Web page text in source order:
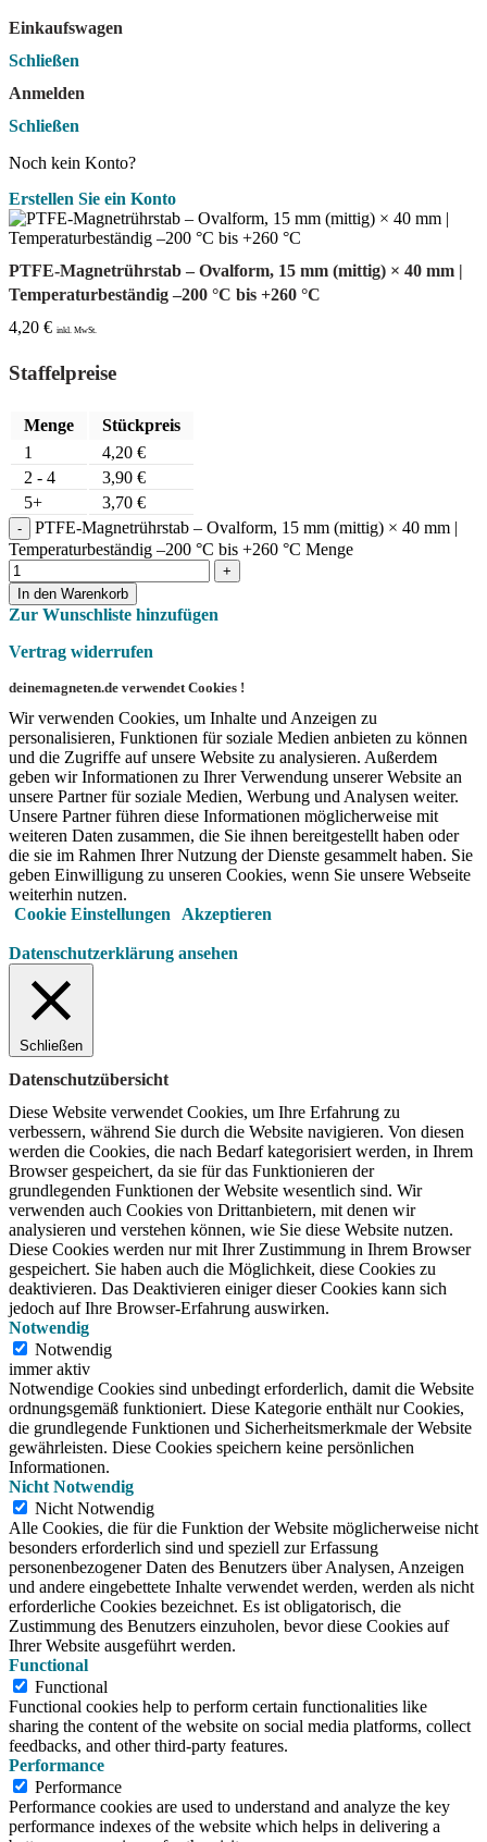
Einkaufswagen
Schließen
Anmelden
Schließen
Noch kein Konto?
Erstellen Sie ein Konto
PTFE-Magnetrührstab – Ovalform, 15 mm (mittig) × 40 mm |
Temperaturbeständig –200 °C bis +260 °C
4,20 € inkl. MwSt.
Staffelpreise
Menge
Stückpreis
1
4,20 €
2 - 4
3,90 €
5+
3,70 €
PTFE-Magnetrührstab – Ovalform, 15 mm (mittig) × 40 mm |
Temperaturbeständig –200 °C bis +260 °C Menge
In den Warenkorb
Zur Wunschliste hinzufügen
Vertrag widerrufen
deinemagneten.de verwendet Cookies !
Wir verwenden Cookies, um Inhalte und Anzeigen zu
personalisieren, Funktionen für soziale Medien anbieten zu können
und die Zugriffe auf unsere Website zu analysieren. Außerdem
geben wir Informationen zu Ihrer Verwendung unserer Website an
unsere Partner für soziale Medien, Werbung und Analysen weiter.
Unsere Partner führen diese Informationen möglicherweise mit
weiteren Daten zusammen, die Sie ihnen bereitgestellt haben oder
die sie im Rahmen Ihrer Nutzung der Dienste gesammelt haben. Sie
geben Einwilligung zu unseren Cookies, wenn Sie unsere Webseite
weiterhin nutzen.
Cookie Einstellungen Akzeptieren
Datenschutzerklärung ansehen
Schließen
Datenschutzübersicht
Diese Website verwendet Cookies, um Ihre Erfahrung zu
verbessern, während Sie durch die Website navigieren. Von diesen
werden die Cookies, die nach Bedarf kategorisiert werden, in Ihrem
Browser gespeichert, da sie für das Funktionieren der
grundlegenden Funktionen der Website wesentlich sind. Wir
verwenden auch Cookies von Drittanbietern, mit denen wir
analysieren und verstehen können, wie Sie diese Website nutzen.
Diese Cookies werden nur mit Ihrer Zustimmung in Ihrem Browser
gespeichert. Sie haben auch die Möglichkeit, diese Cookies zu
deaktivieren. Das Deaktivieren einiger dieser Cookies kann sich
jedoch auf Ihre Browser-Erfahrung auswirken.
Notwendig
Notwendig
immer aktiv
Notwendige Cookies sind unbedingt erforderlich, damit die Website
ordnungsgemäß funktioniert. Diese Kategorie enthält nur Cookies,
die grundlegende Funktionen und Sicherheitsmerkmale der Website
gewährleisten. Diese Cookies speichern keine persönlichen
Informationen.
Nicht Notwendig
Nicht Notwendig
Alle Cookies, die für die Funktion der Website möglicherweise nicht
besonders erforderlich sind und speziell zur Erfassung
personenbezogener Daten des Benutzers über Analysen, Anzeigen
und andere eingebettete Inhalte verwendet werden, werden als nicht
erforderliche Cookies bezeichnet. Es ist obligatorisch, die
Zustimmung des Benutzers einzuholen, bevor diese Cookies auf
Ihrer Website ausgeführt werden.
Functional
Functional
Functional cookies help to perform certain functionalities like
sharing the content of the website on social media platforms, collect
feedbacks, and other third-party features.
Performance
Performance
Performance cookies are used to understand and analyze the key
performance indexes of the website which helps in delivering a